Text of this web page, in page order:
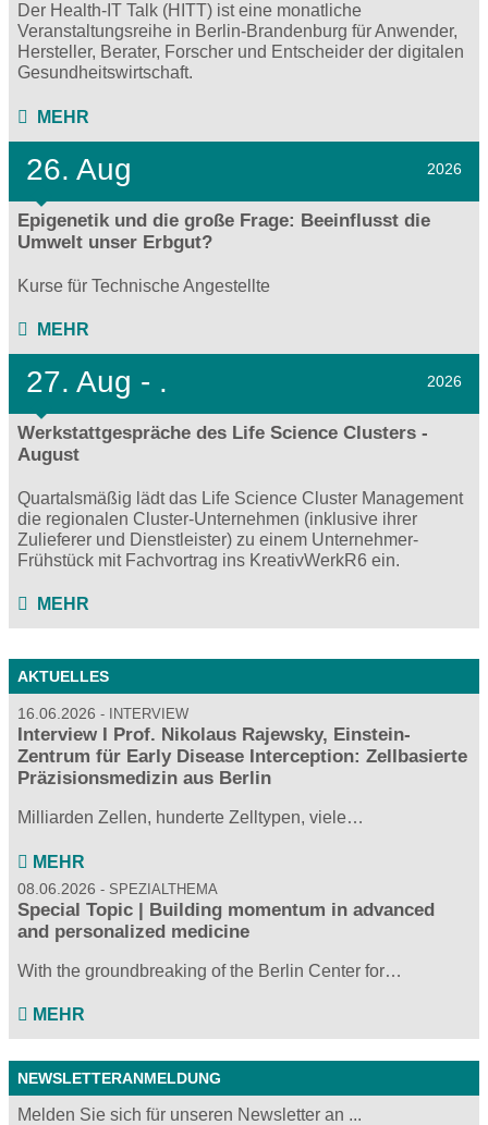
Der Health-IT Talk (HITT) ist eine monatliche
Veranstaltungsreihe in Berlin-Brandenburg für Anwender,
Hersteller, Berater, Forscher und Entscheider der digitalen
Gesundheitswirtschaft.
MEHR
26. Aug 2026
Epigenetik und die große Frage: Beeinflusst die
Umwelt unser Erbgut?
Kurse für Technische Angestellte
MEHR
27. Aug - . 2026
Werkstattgespräche des Life Science Clusters -
August
Quartalsmäßig lädt das Life Science Cluster Management
die regionalen Cluster-Unternehmen (inklusive ihrer
Zulieferer und Dienstleister) zu einem Unternehmer-
Frühstück mit Fachvortrag ins KreativWerkR6 ein.
MEHR
AKTUELLES
16.06.2026 INTERVIEW
Interview I Prof. Nikolaus Rajewsky, Einstein-
Zentrum für Early Disease Interception: Zellbasierte
Präzisionsmedizin aus Berlin
Milliarden Zellen, hunderte Zelltypen, viele…
MEHR
08.06.2026 SPEZIALTHEMA
Special Topic | Building momentum in advanced
and personalized medicine
With the groundbreaking of the Berlin Center for…
MEHR
NEWSLETTERANMELDUNG
Melden Sie sich für unseren Newsletter an ...